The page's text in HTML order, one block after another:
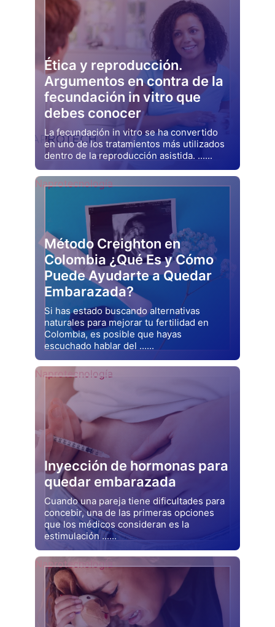
Ética y reproducción.
Argumentos en contra de la
fecundación in vitro que
debes conocer
La fecundación in vitro se ha convertido
en uno de los tratamientos más utilizados
dentro de la reproducción asistida. ......
Drjluquerna
Método Creighton en
Colombia ¿Qué Es y Cómo
Puede Ayudarte a Quedar
Embarazada?
Si has estado buscando alternativas
naturales para mejorar tu fertilidad en
Colombia, es posible que hayas
escuchado hablar del ......
Drjluquerna
Naprotecnología
Inyección de hormonas para
quedar embarazada
Cuando una pareja tiene dificultades para
concebir, una de las primeras opciones
que los médicos consideran es la
estimulación ......
Drjluquerna
Naprotecnología
Naprotecnología